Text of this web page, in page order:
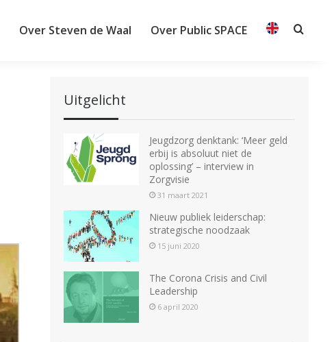
Over Steven de Waal Over Public SPACE
Uitgelicht
Jeugdzorg denktank: ‘Meer geld
erbij is absoluut niet de
oplossing’ – interview in
Zorgvisie
31 maart 2021
Nieuw publiek leiderschap:
strategische noodzaak
15 juni 2020
The Corona Crisis and Civil
Leadership
6 april 2020